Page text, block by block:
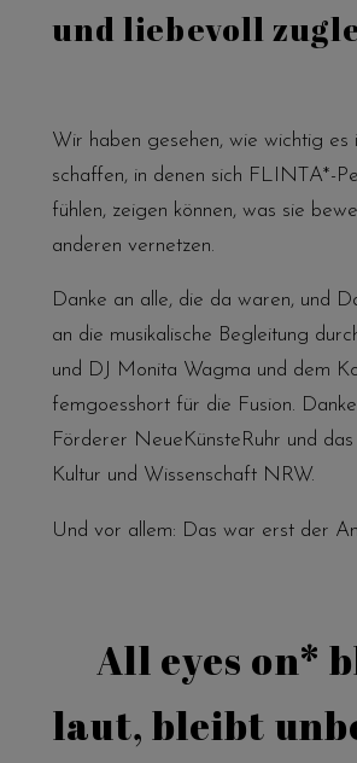
und liebevoll
Wir haben gesehen, wie wichtig es
schaffen, in denen sich FLINTA*-
fühlen, zeigen können, was sie
anderen vernetzen.
Danke an alle, die da waren, und
an die musikalische Begleitung
und DJ Monita Wagma und dem
femgoesshort für die Fusion.
Förderer NeueKünsteRuhr und
Kultur und Wissenschaft NRW.
Und vor allem: Das war erst der
All eyes on*
laut, bleibt